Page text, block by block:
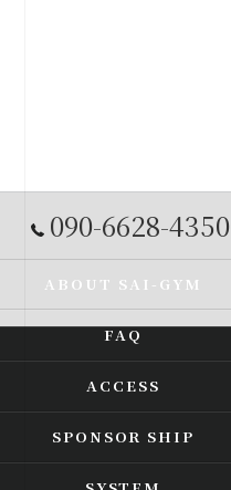
090-6628-4350
ABOUT SAI-GYM
FAQ
ACCESS
SPONSOR SHIP